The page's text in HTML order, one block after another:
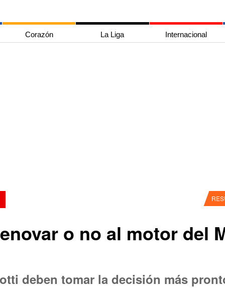
Corazón La Liga Internacional
o no al motor del
deben tomar la decisión más